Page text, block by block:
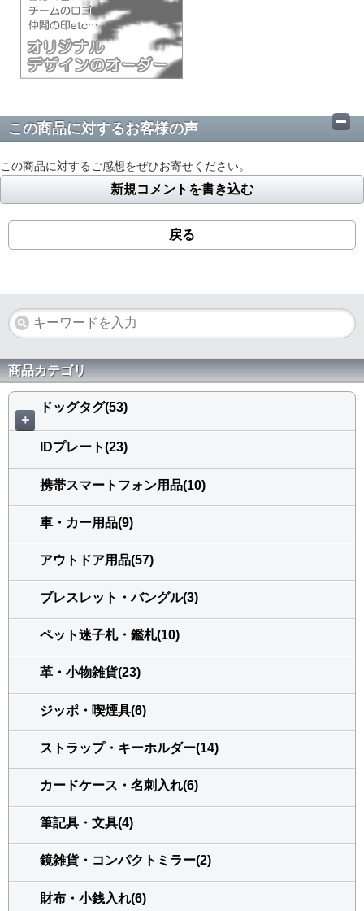
この商品に対するお客様の声
この商品に対するご感想をぜひお寄せください。
新規コメントを書き込む
戻る
商品カテゴリ
＋
ドッグタグ(53)
IDプレート(23)
携帯スマートフォン用品(10)
車・カー用品(9)
アウトドア用品(57)
ブレスレット・バングル(3)
ペット迷子札・鑑札(10)
革・小物雑貨(23)
ジッポ・喫煙具(6)
ストラップ・キーホルダー(14)
カードケース・名刺入れ(6)
筆記具・文具(4)
鏡雑貨・コンパクトミラー(2)
財布・小銭入れ(6)